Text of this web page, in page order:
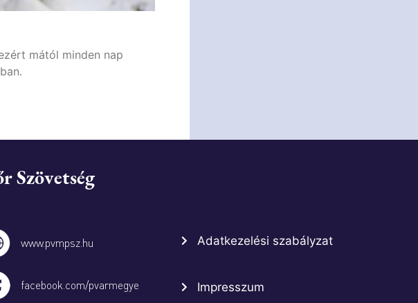
mától minden nap
Szövetség
www.pvmpsz.hu
facebook.com/pvarmegye
Adatkezelési szabályzat
Impresszum